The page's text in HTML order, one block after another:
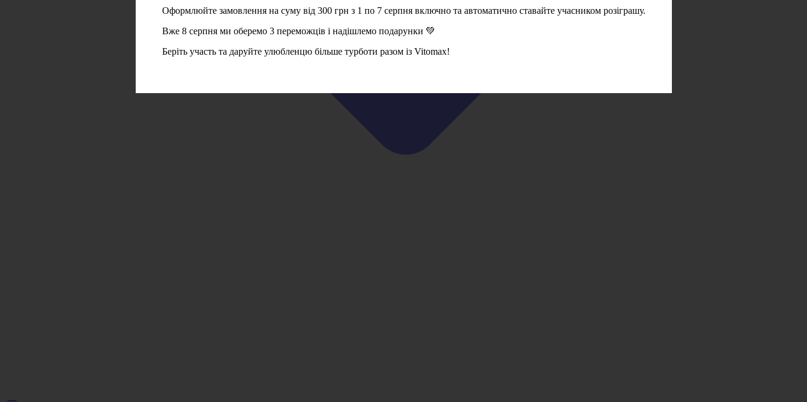
Оформлюйте замовлення на суму від 300 грн з 1 по 7 серпня включно та автоматично ставайте учасником розіграшу.
Вже 8 серпня ми оберемо 3 переможців і надішлемо подарунки 💚
Беріть участь та даруйте улюбленцю більше турботи разом із Vitomax!